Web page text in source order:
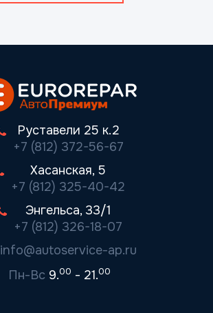
Руставели 25 к.2
+7 (812) 372-56-67
Хасанская, 5
+7 (812) 325-40-42
Энгельса, 33/1
+7 (812) 326-18-07
info@autoservice-ap.ru
Пн-Вс 9.00 - 21.00